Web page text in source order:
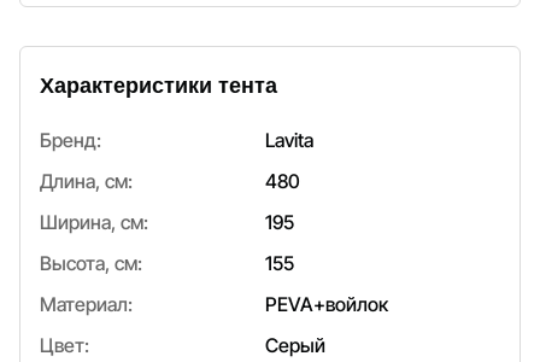
Характеристики тента
Бренд:
Lavita
Длина, см:
480
Ширина, см:
195
Высота, см:
155
Материал:
PEVA+войлок
Цвет:
Серый